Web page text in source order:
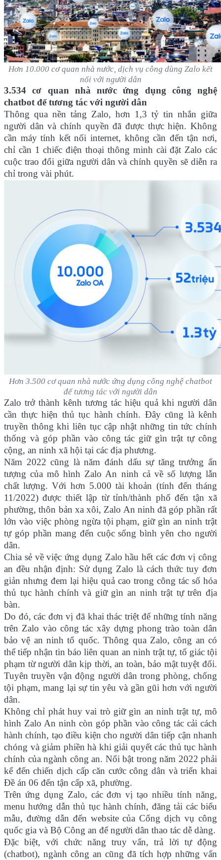
Hơn 10.000 cơ quan nhà nước, dịch vụ công dùng Zalo kết
nối với người dân
3.534 cơ quan nhà nước ứng dụng công nghệ
chatbot để tương tác với người dân
Thông qua nền tảng Zalo, hơn 1,3 tỷ tin nhắn giữa
người dân và chính quyền đã được thực hiện. Không
cần máy tính kết nối internet, không cần đến tận nơi,
chỉ cần 1 chiếc điện thoại thông minh cài đặt Zalo các
cuộc trao đổi giữa người dân và chính quyền sẽ diễn ra
chỉ trong vài phút.
Hơn 3.500 cơ quan nhà nước ứng dụng công nghệ chatbot
để tương tác với người dân
Zalo trở thành kênh tương tác hiệu quả khi người dân
cần thực hiện thủ tục hành chính. Đây cũng là kênh
truyền thông khi liên tục cập nhật những tin tức chính
thống và góp phần vào công tác giữ gìn trật tự công
cộng, an ninh xã hội tại các địa phương.
Năm 2022 cũng là năm đánh dấu sự tăng trưởng ấn
tượng của mô hình Zalo An ninh cả về số lượng lẫn
chất lượng. Với hơn 5.000 tài khoản (tính đến tháng
11/2022) được thiết lập từ tỉnh/thành phố đến tận xã
phường, thôn bản xa xôi, Zalo An ninh đã góp phần rất
lớn vào việc phòng ngừa tội phạm, giữ gìn an ninh trật
tự góp phần mang đến cuộc sống bình yên cho người
dân.
Chia sẻ về việc ứng dụng Zalo hầu hết các đơn vị công
an đều nhận định: Sử dụng Zalo là cách thức tuy đơn
giản nhưng đem lại hiệu quả cao trong công tác số hóa
thủ tục hành chính và giữ gìn an ninh trật tự trên địa
bàn.
Do đó, các đơn vị đã khai thác triệt để những tính năng
trên Zalo vào công tác xây dựng phong trào toàn dân
bảo vệ an ninh tổ quốc. Thông qua Zalo, công an có
thể tiếp nhận tin báo liên quan an ninh trật tự, tố giác tội
phạm từ người dân kịp thời, an toàn, bảo mật tuyệt đối.
Tuyên truyền vận động người dân trong phòng, chống
tội phạm, mang lại sự tin yêu và gần gũi hơn với người
dân.
Không chỉ phát huy vai trò giữ gìn an ninh trật tự, mô
hình Zalo An ninh còn góp phần vào công tác cải cách
hành chính, tạo điều kiện cho người dân tiếp cận nhanh
chóng và giảm phiền hà khi giải quyết các thủ tục hành
chính của ngành công an. Nổi bật trong năm 2022 phải
kể đến chiến dịch cấp căn cước công dân và triển khai
Đề án 06 đến tận cấp xã, phường.
Trên ứng dụng Zalo, các đơn vị tạo nhiều tính năng,
menu hướng dẫn thủ tục hành chính, đăng tải các biểu
mẫu, đường dẫn đến website của Cổng dịch vụ công
quốc gia và Bộ Công an để người dân thao tác dễ dàng.
Đặc biệt, với chức năng truy vấn, trả lời tự động
(chatbot), ngành công an cũng đã tích hợp những vấn